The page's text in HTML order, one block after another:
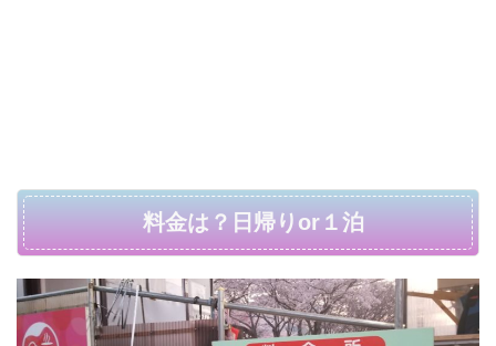
料金は？日帰りor１泊